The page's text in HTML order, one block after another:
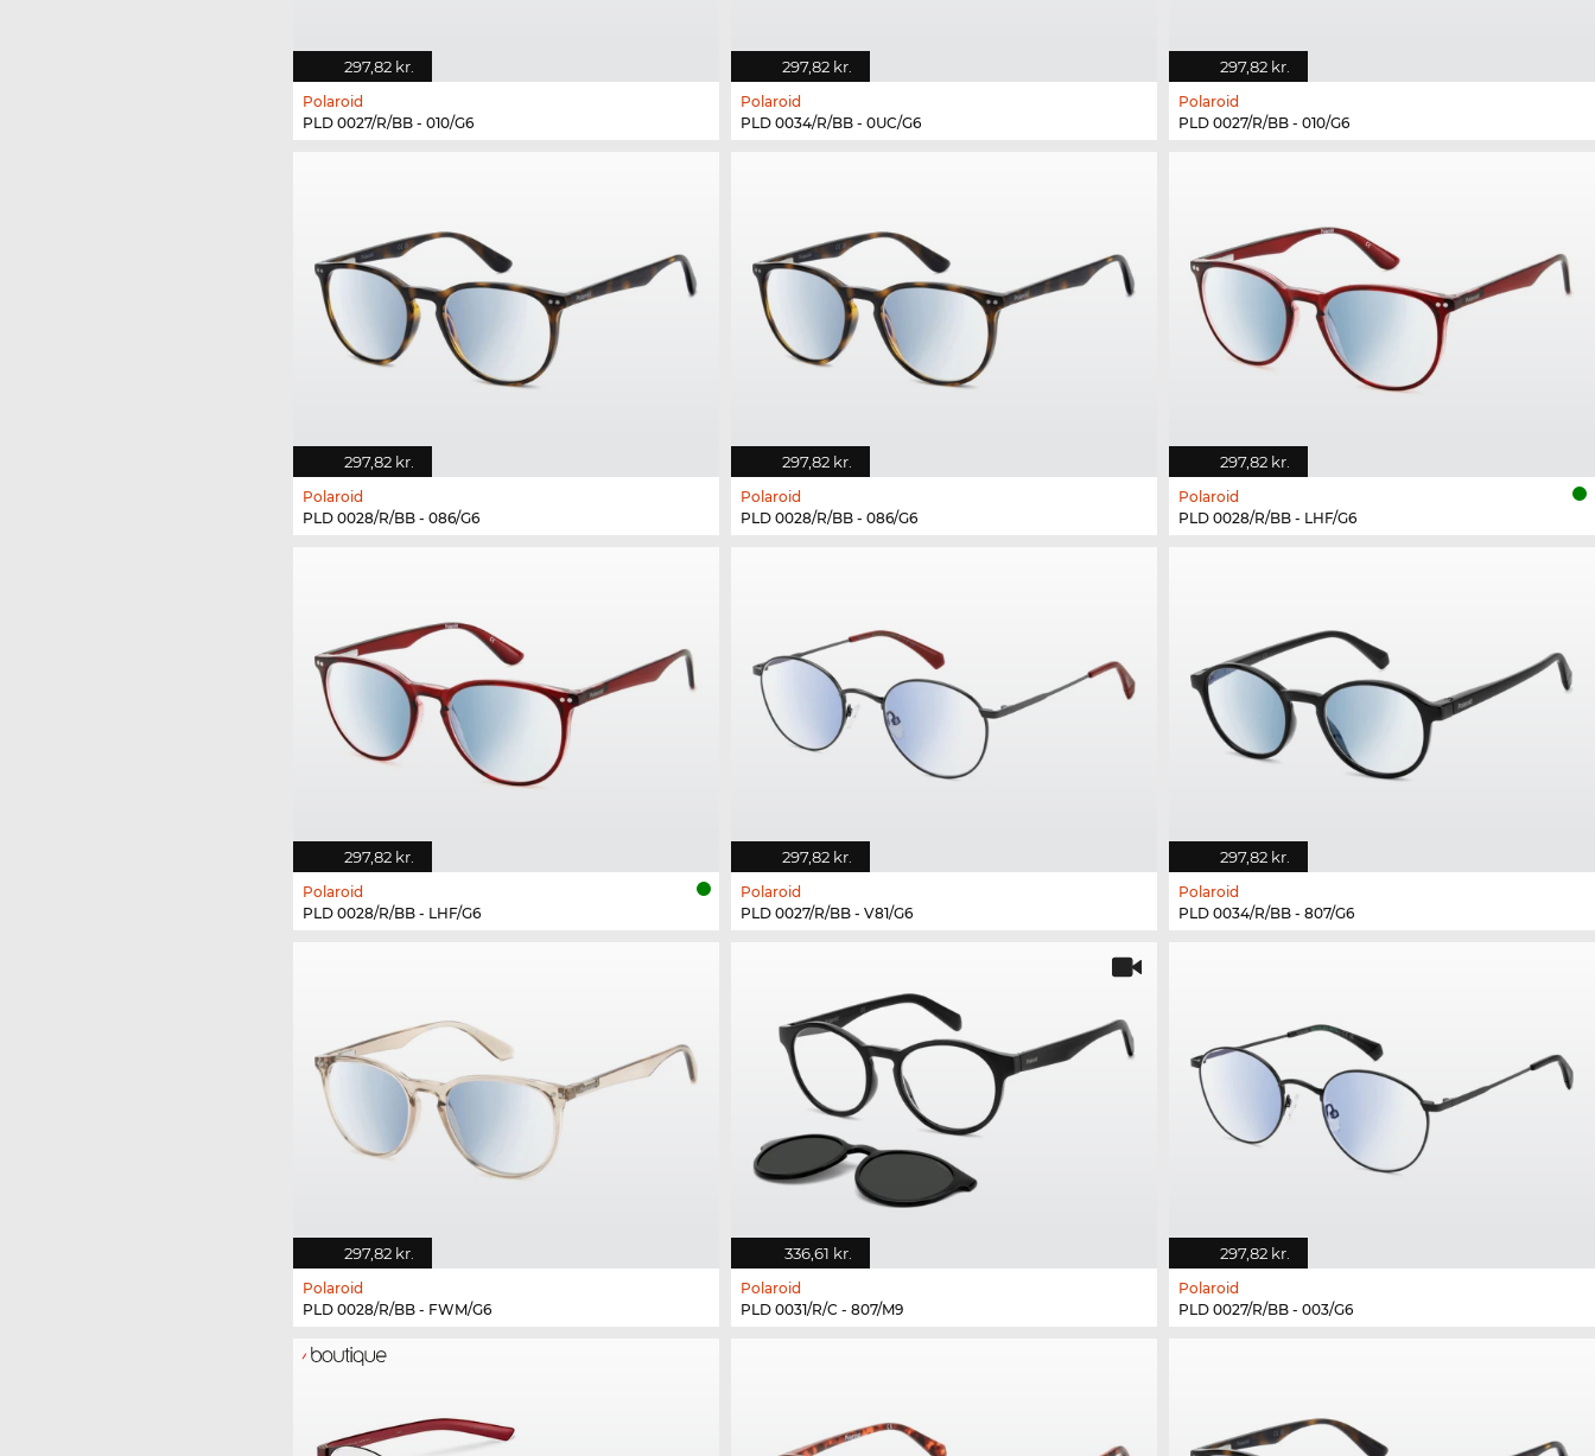
297,82 kr.
Polaroid
PLD 0027/R/BB - 010/G6
297,82 kr.
Polaroid
PLD 0034/R/BB - 0UC/G6
297,82 kr.
Polaroid
PLD 0027/R/BB - 010/G6
297,82 kr.
Polaroid
PLD 0028/R/BB - 086/G6
297,82 kr.
Polaroid
PLD 0028/R/BB - 086/G6
297,82 kr.
Polaroid
PLD 0028/R/BB - LHF/G6
297,82 kr.
Polaroid
PLD 0028/R/BB - LHF/G6
297,82 kr.
Polaroid
PLD 0027/R/BB - V81/G6
297,82 kr.
Polaroid
PLD 0034/R/BB - 807/G6
297,82 kr.
Polaroid
PLD 0028/R/BB - FWM/G6
336,61 kr.
Polaroid
PLD 0031/R/C - 807/M9
297,82 kr.
Polaroid
PLD 0027/R/BB - 003/G6